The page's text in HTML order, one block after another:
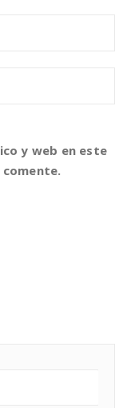
y web en este